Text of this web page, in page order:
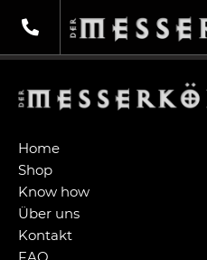
RVP_200
Home
Shop
Know how
Über uns
Kontakt